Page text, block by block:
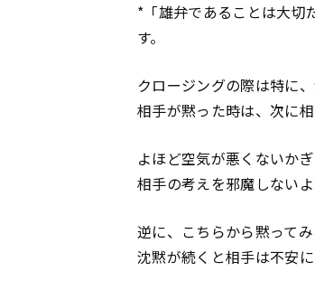
*「雄弁であることは大切
す。
クロージングの際は特に
相手が黙った時は、次に
よほど空気が悪くないか
相手の考えを邪魔しない
逆に、こちらから黙ってみ
沈黙が続くと相手は不安